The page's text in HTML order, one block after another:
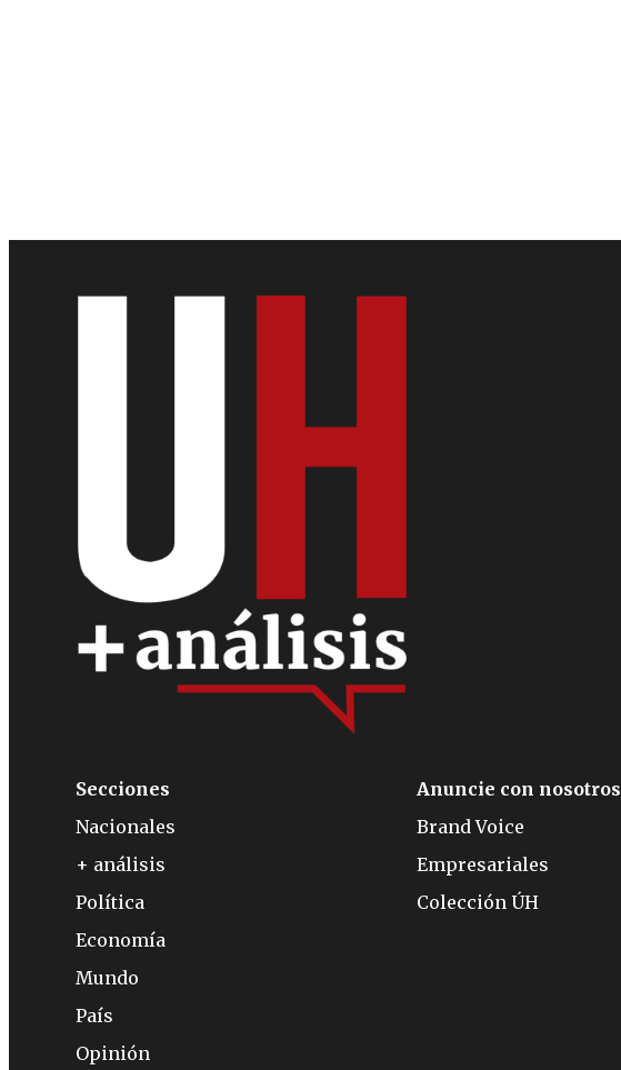
Secciones
Nacionales
+ análisis
Política
Economía
Mundo
País
Opinión
Anuncie con nosotros
Brand Voice
Empresariales
Colección ÚH